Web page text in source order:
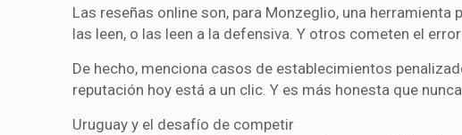
Las reseñas online son, para Monzeglio, una
las leen, o las leen a la defensiva. Y otros cometen el
De hecho, menciona casos de establecimientos
reputación hoy está a un clic. Y es más honesta que
Uruguay y el desafío de competir